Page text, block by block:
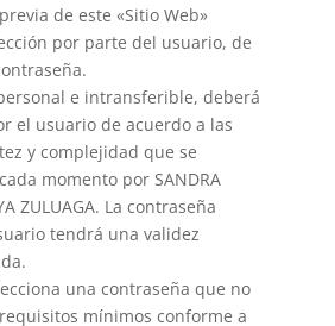
de este «Sitio Web»
por parte del usuario, de
e intransferible, deberá
el usuario de acuerdo a las
y complejidad que se
momento por SANDRA
ZULUAGA. La contraseña
tendrá una validez
una contraseña que no
mínimos conforme a